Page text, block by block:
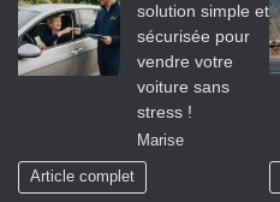
solution simple et
sécurisée pour
vendre votre
voiture sans
stress !
Marise
Article complet